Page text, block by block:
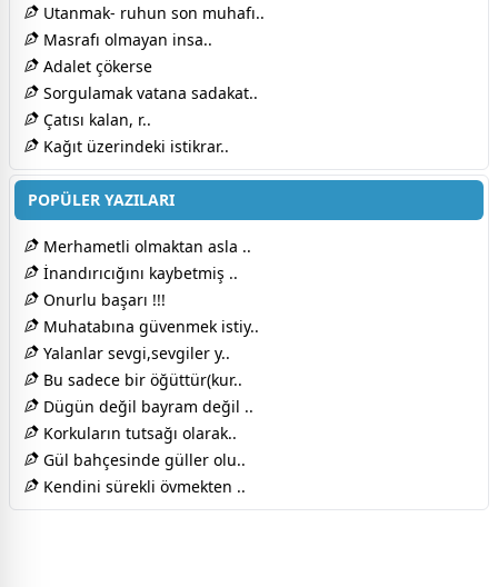
Utanmak- ruhun son muhafı..
Masrafı olmayan insa..
Adalet çökerse
Sorgulamak vatana sadakat..
Çatısı kalan, r..
Kağıt üzerindeki istikrar..
POPÜLER YAZILARI
Merhametli olmaktan asla ..
İnandırıcığını kaybetmiş ..
Onurlu başarı !!!
Muhatabına güvenmek istiy..
Yalanlar sevgi,sevgiler y..
Bu sadece bir öğüttür(kur..
Dügün değil bayram değil ..
Korkuların tutsağı olarak..
Gül bahçesinde güller olu..
Kendini sürekli övmekten ..